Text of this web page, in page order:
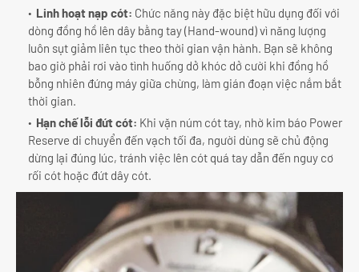
Linh hoạt nạp cót: Chức năng này đặc biệt hữu dụng đối với
dòng đồng hồ lên dây bằng tay (Hand-wound) vì năng lượng
luôn sụt giảm liên tục theo thời gian vận hành. Bạn sẽ không
bao giờ phải rơi vào tình huống dở khóc dở cười khi đồng hồ
bỗng nhiên đứng máy giữa chừng, làm gián đoạn việc nắm bắt
thời gian.
Hạn chế lỗi đứt cót: Khi vặn núm cót tay, nhờ kim báo Power
Reserve di chuyển đến vạch tối đa, người dùng sẽ chủ động
dừng lại đúng lúc, tránh việc lên cót quá tay dẫn đến nguy cơ
rối cót hoặc đứt dây cót.